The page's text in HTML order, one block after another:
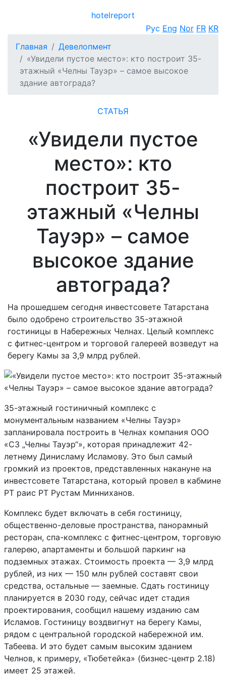
hotelreport
Рус Eng Nor FR KR
Главная
Девелопмент
«Увидели пустое место»: кто построит 35-
этажный «Челны Тауэр» – самое высокое
здание автограда?
СТАТЬЯ
«Увидели пустое
место»: кто
построит 35-
этажный «Челны
Тауэр» – самое
высокое здание
автограда?
На прошедшем сегодня инвестсовете Татарстана
было одобрено строительство 35-этажной
гостиницы в Набережных Челнах. Целый комплекс
с фитнес-центром и торговой галереей возведут на
берегу Камы за 3,9 млрд рублей.
35-этажный гостиничный комплекс с
монументальным названием «Челны Тауэр»
запланировала построить в Челнах компания ООО
«СЗ „Челны Тауэр“», которая принадлежит 42-
летнему Динисламу Исламову. Это был самый
громкий из проектов, представленных накануне на
инвестсовете Татарстана, который провел в кабмине
РТ раис РТ Рустам Минниханов.
Комплекс будет включать в себя гостиницу,
общественно-деловые пространства, панорамный
ресторан, спа-комплекс с фитнес-центром, торговую
галерею, апартаменты и большой паркинг на
подземных этажах. Стоимость проекта — 3,9 млрд
рублей, из них — 150 млн рублей составят свои
средства, остальные — заемные. Сдать гостиницу
планируется в 2030 году, сейчас идет стадия
проектирования, сообщил нашему изданию сам
Исламов. Гостиницу воздвигнут на берегу Камы,
рядом с центральной городской набережной им.
Табеева. И это будет самым высоким зданием
Челнов, к примеру, «Тюбетейка» (бизнес-центр 2.18)
имеет 25 этажей.